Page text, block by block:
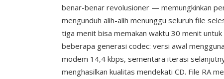
benar-benar revolusioner — memungkinkan
mengunduh alih-alih menunggu seluruh file
tiga menit bisa memakan waktu 30 menit
beberapa generasi codec: versi awal
modem 14,4 kbps, sementara iterasi
menghasilkan kualitas mendekati CD. File RA